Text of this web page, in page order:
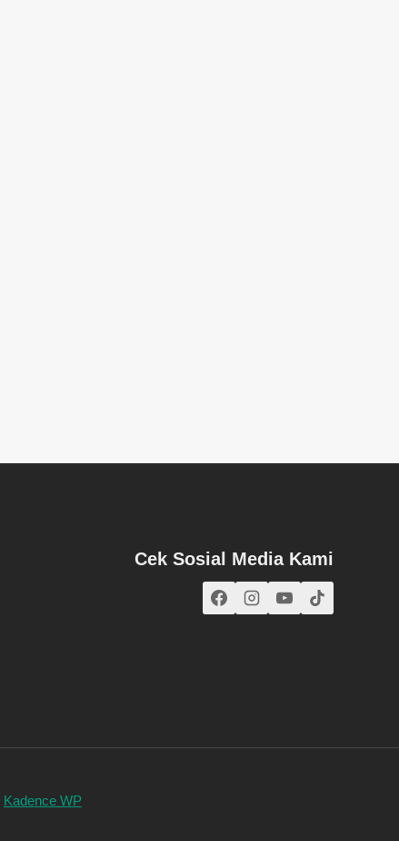
Cek Sosial Media Kami
Kadence WP